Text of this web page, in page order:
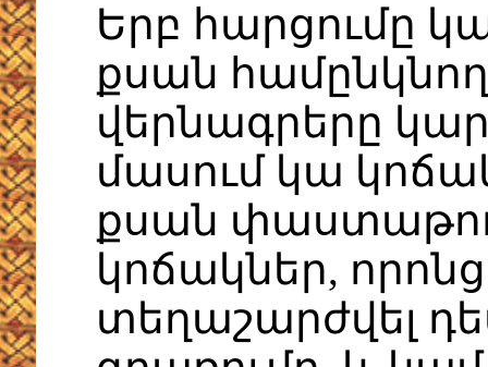
Երբ հարցումը
քսան
վերնագրերը
մասում կա
քսան
կոճակներ,
տեղաշարժվել